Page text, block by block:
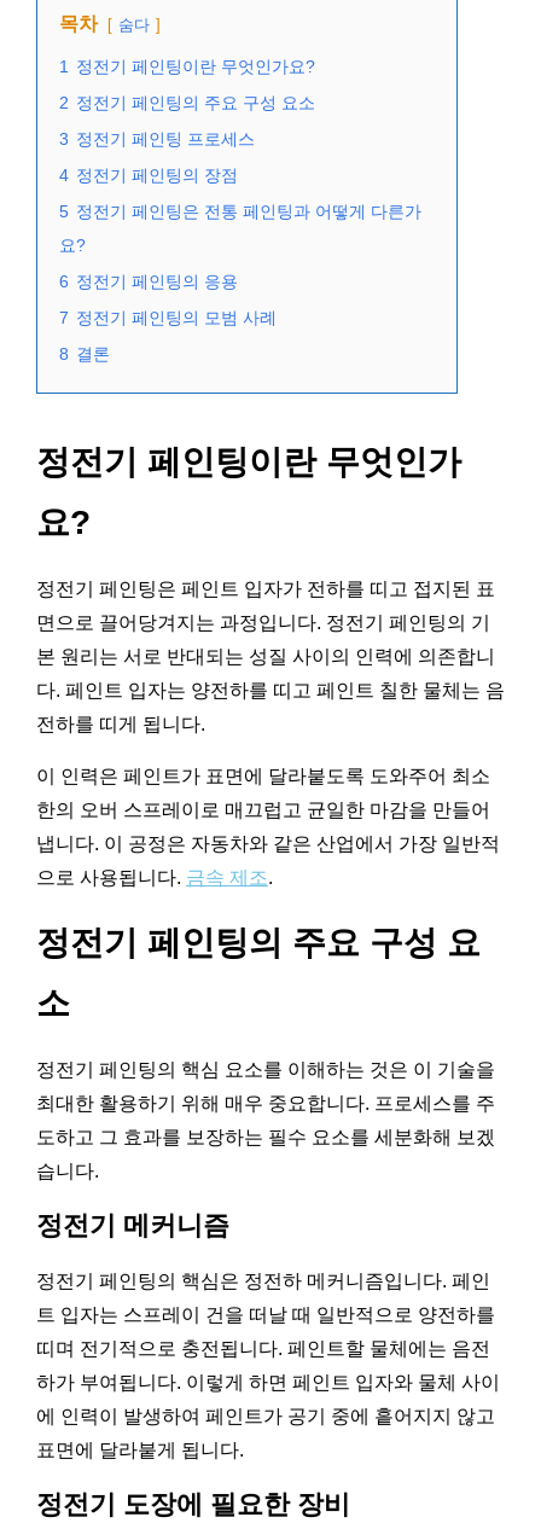
목차 숨다
1
정전기 페인팅이란 무엇인가요?
2 정전기 페인팅의 주요 구성 요소
3 정전기 페인팅 프로세스
4 정전기 페인팅의 장점
5 정전기 페인팅은 전통 페인팅과 어떻게 다른가
요?
6 정전기 페인팅의 응용
7 정전기 페인팅의 모범 사례
8 결론
정전기 페인팅이란 무엇인가
요?
정전기 페인팅은 페인트 입자가 전하를 띠고 접지된 표
면으로 끌어당겨지는 과정입니다. 정전기 페인팅의 기
본 원리는 서로 반대되는 성질 사이의 인력에 의존합니
다. 페인트 입자는 양전하를 띠고 페인트 칠한 물체는 음
전하를 띠게 됩니다.
이 인력은 페인트가 표면에 달라붙도록 도와주어 최소
한의 오버 스프레이로 매끄럽고 균일한 마감을 만들어
냅니다. 이 공정은 자동차와 같은 산업에서 가장 일반적
으로 사용됩니다. 금속 제조.
정전기 페인팅의 주요 구성 요
소
정전기 페인팅의 핵심 요소를 이해하는 것은 이 기술을
최대한 활용하기 위해 매우 중요합니다. 프로세스를 주
도하고 그 효과를 보장하는 필수 요소를 세분화해 보겠
습니다.
정전기 메커니즘
정전기 페인팅의 핵심은 정전하 메커니즘입니다. 페인
트 입자는 스프레이 건을 떠날 때 일반적으로 양전하를
띠며 전기적으로 충전됩니다. 페인트할 물체에는 음전
하가 부여됩니다. 이렇게 하면 페인트 입자와 물체 사이
에 인력이 발생하여 페인트가 공기 중에 흩어지지 않고
표면에 달라붙게 됩니다.
정전기 도장에 필요한 장비